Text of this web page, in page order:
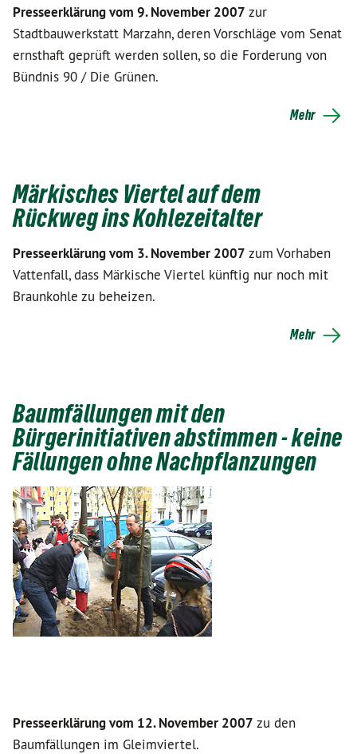
Presseerklärung vom 9. November 2007 zur
Stadtbauwerkstatt Marzahn, deren Vorschläge vom Senat
ernsthaft geprüft werden sollen, so die Forderung von
Bündnis 90 / Die Grünen.
Mehr
Märkisches Viertel auf dem
Rückweg ins Kohlezeitalter
Presseerklärung vom 3. November 2007 zum Vorhaben
Vattenfall, dass Märkische Viertel künftig nur noch mit
Braunkohle zu beheizen.
Mehr
Baumfällungen mit den
Bürgerinitiativen abstimmen - keine
Fällungen ohne Nachpflanzungen
Presseerklärung vom 12. November 2007 zu den
Baumfällungen im Gleimviertel.